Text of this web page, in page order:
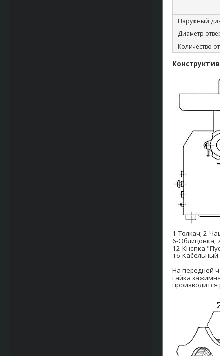
Наружный
Диаметр
Количество
1-Толкач; 2-
6-Облицовка;
12-Кнопка
16-
На передней
гайка